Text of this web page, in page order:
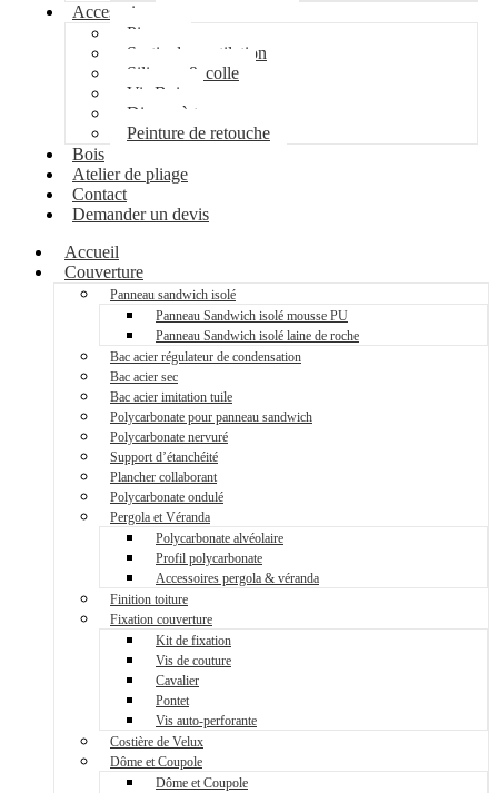
Accessoires
Pipeco
Sortie de ventilation
Silicone & colle
Vis Bois
Disque à tronçonner
Peinture de retouche
Bois
Atelier de pliage
Contact
Demander un devis
Accueil
Couverture
Panneau sandwich isolé
Panneau Sandwich isolé mousse PU
Panneau Sandwich isolé laine de roche
Bac acier régulateur de condensation
Bac acier sec
Bac acier imitation tuile
Polycarbonate pour panneau sandwich
Polycarbonate nervuré
Support d’étanchéité
Plancher collaborant
Polycarbonate ondulé
Pergola et Véranda
Polycarbonate alvéolaire
Profil polycarbonate
Accessoires pergola & véranda
Finition toiture
Fixation couverture
Kit de fixation
Vis de couture
Cavalier
Pontet
Vis auto-perforante
Costière de Velux
Dôme et Coupole
Dôme et Coupole